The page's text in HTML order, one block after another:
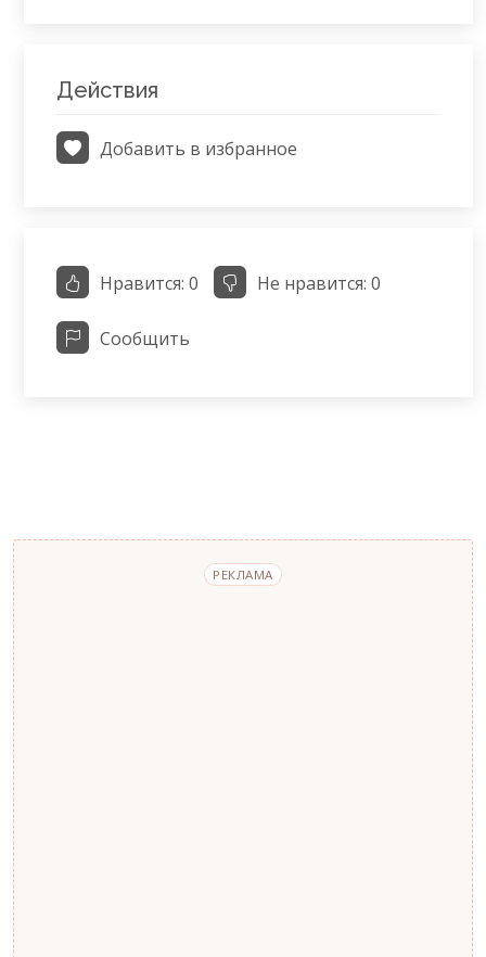
Действия
Добавить в избранное
Нравится: 0 Не нравится: 0
Сообщить
РЕКЛАМА